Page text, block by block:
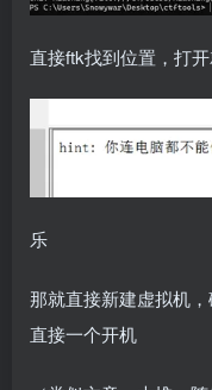
直接ftk找到位置，打
乐
那就直接新建虚拟机
直接一个开机